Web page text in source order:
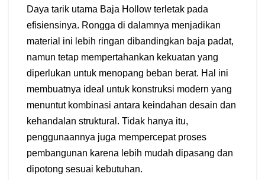
Daya tarik utama Baja Hollow terletak pada
efisiensinya. Rongga di dalamnya menjadikan
material ini lebih ringan dibandingkan baja padat,
namun tetap mempertahankan kekuatan yang
diperlukan untuk menopang beban berat. Hal ini
membuatnya ideal untuk konstruksi modern yang
menuntut kombinasi antara keindahan desain dan
kehandalan struktural. Tidak hanya itu,
penggunaannya juga mempercepat proses
pembangunan karena lebih mudah dipasang dan
dipotong sesuai kebutuhan.